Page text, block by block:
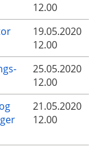
12.00
19.05.2020
12.00
25.05.2020
12.00
21.05.2020
12.00